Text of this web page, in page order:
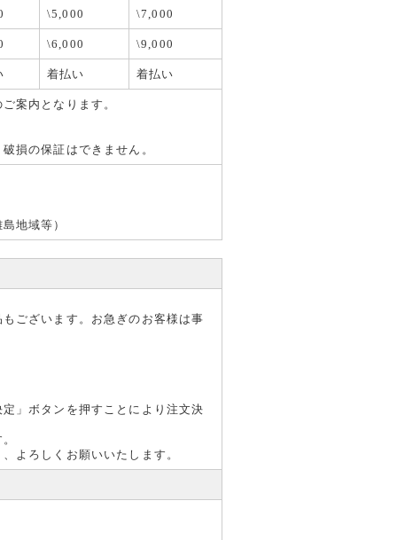
\5,000 \7,000
\6,000 \9,000
着払い 着払い
案内となります。
損の保証はできません。
地域等）
ございます。お急ぎのお客様は事
」ボタンを押すことにより注文決
よろしくお願いいたします。